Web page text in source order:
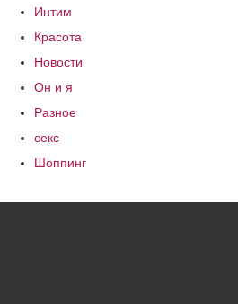
Интим
Красота
Новости
Он и я
Разное
секс
Шоппинг